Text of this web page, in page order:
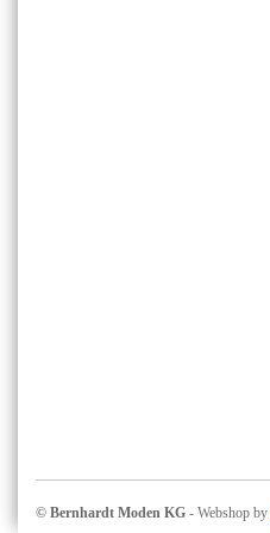
© Bernhardt Moden KG - Webshop by